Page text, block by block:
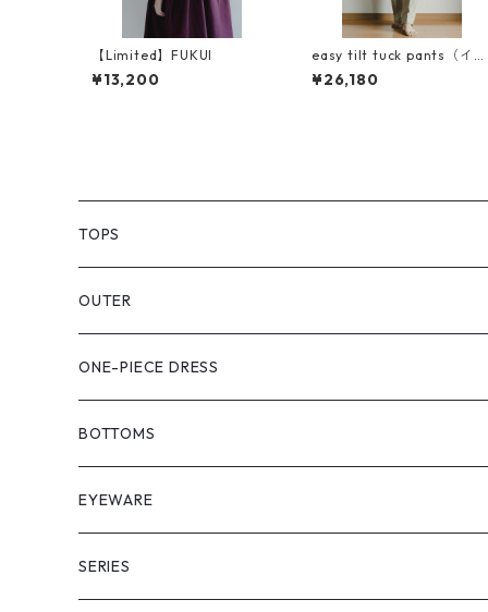
【Limited】FUKUI
¥13,200
easy tilt tuck pants（イー
ジーチルトタックパンツ）
¥26,180
TOPS
PULL OVER
SHIRT
VEST
OUTER
VEST
JACKET
COAT
PULL OVER
ONE-PIECE DRESS
BOTTOMS
SHORT LENGS
FULL LENGS
EYEWARE
SERIES